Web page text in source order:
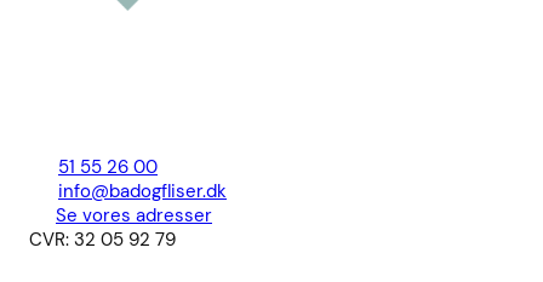
51 55 26 00
info@badogfliser.dk
Se vores adresser
CVR: 32 05 92 79